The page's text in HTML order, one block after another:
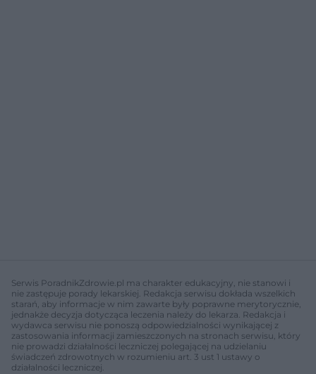
Serwis PoradnikZdrowie.pl ma charakter edukacyjny, nie stanowi i
nie zastępuje porady lekarskiej. Redakcja serwisu dokłada wszelkich
starań, aby informacje w nim zawarte były poprawne merytorycznie,
jednakże decyzja dotycząca leczenia należy do lekarza. Redakcja i
wydawca serwisu nie ponoszą odpowiedzialności wynikającej z
zastosowania informacji zamieszczonych na stronach serwisu, który
nie prowadzi działalności leczniczej polegającej na udzielaniu
świadczeń zdrowotnych w rozumieniu art. 3 ust 1 ustawy o
działalności leczniczej.